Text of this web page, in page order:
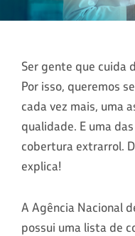
Ser gente que cuida
Por isso, queremos
cada vez mais, uma
qualidade. E uma
cobertura extrarrol.
explica!
A Agência Nacional
possui uma lista de